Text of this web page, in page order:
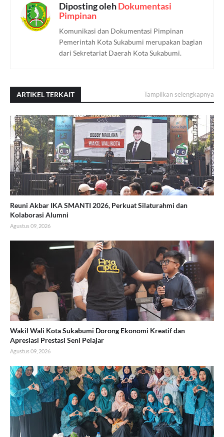
Diposting olehDokumentasi
Pimpinan
Komunikasi dan Dokumentasi Pimpinan
Pemerintah Kota Sukabumi merupakan bagian
dari Sekretariat Daerah Kota Sukabumi.
ARTIKEL TERKAIT Tampilkan selengkapnya
Reuni Akbar IKA SMANTI 2026, Perkuat Silaturahmi dan
Kolaborasi Alumni
Agustus 09, 2026
Wakil Wali Kota Sukabumi Dorong Ekonomi Kreatif dan
Apresiasi Prestasi Seni Pelajar
Agustus 09, 2026